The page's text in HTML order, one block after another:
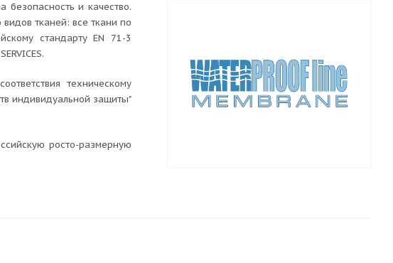
безопасность и качество.
тканей: все ткани по
стандарту EN 71-3
техническому
индивидуальной защиты"
росто-размерную